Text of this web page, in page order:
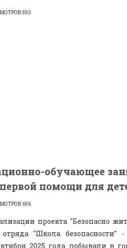
593
обучающее
помощи для
656
проекта "Безопасно
отряда "Школа безопасности"
2025 года побывали в